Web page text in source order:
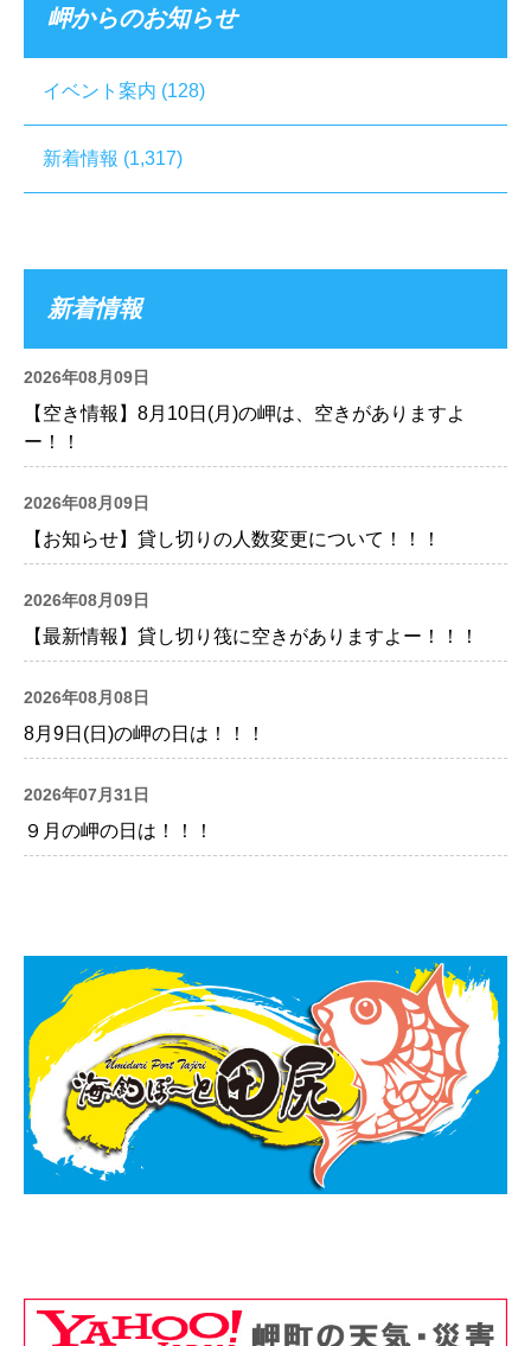
岬からのお知らせ
イベント案内 (128)
新着情報 (1,317)
新着情報
2026年08月09日
【空き情報】8月10日(月)の岬は、空きがありますよ
ー！！
2026年08月09日
【お知らせ】貸し切りの人数変更について！！！
2026年08月09日
【最新情報】貸し切り筏に空きがありますよー！！！
2026年08月08日
8月9日(日)の岬の日は！！！
2026年07月31日
９月の岬の日は！！！